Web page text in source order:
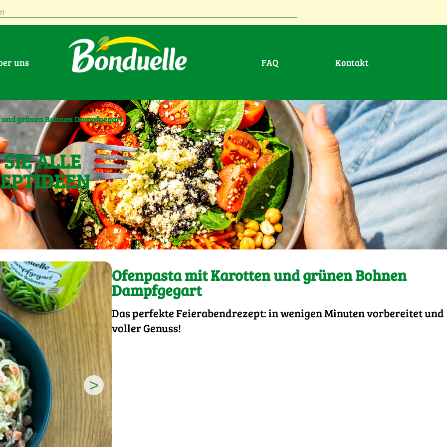
uns FAQ Kontakt
grünen Bohnen Dampfgegart
ALLE
>
Ofenpasta mit Karotten und grünen Bohnen
Dampfgegart
Das perfekte Feierabendrezept: in wenigen Minuten vorbereitet und
voller Genuss!